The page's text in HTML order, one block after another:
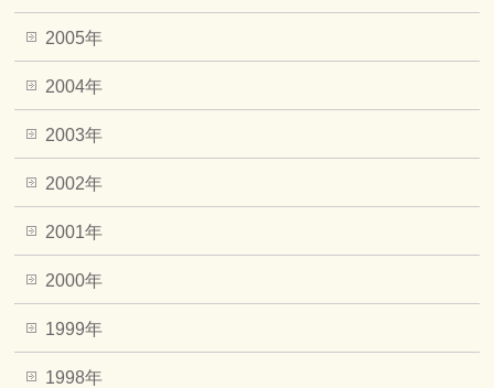
2005年
2004年
2003年
2002年
2001年
2000年
1999年
1998年